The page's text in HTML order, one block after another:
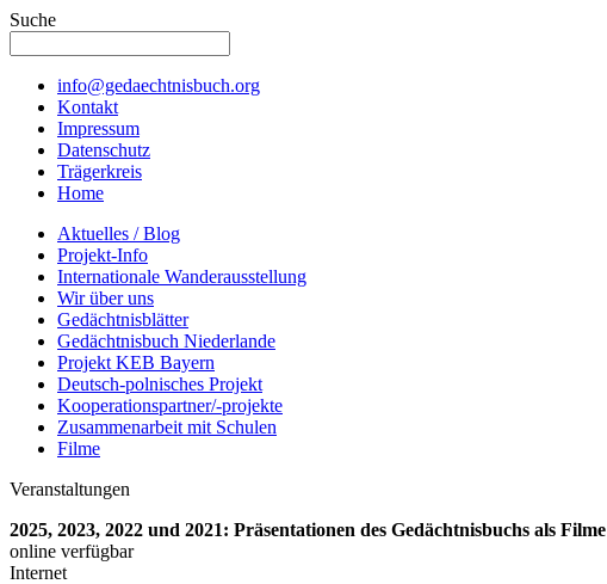
Suche
info@gedaechtnisbuch.org
Kontakt
Impressum
Datenschutz
Trägerkreis
Home
Aktuelles / Blog
Projekt-Info
Internationale Wanderausstellung
Wir über uns
Gedächtnisblätter
Gedächtnisbuch Niederlande
Projekt KEB Bayern
Deutsch-polnisches Projekt
Kooperationspartner/-projekte
Zusammenarbeit mit Schulen
Filme
Veranstaltungen
2025, 2023, 2022 und 2021: Präsentationen des Gedächtnisbuchs als Filme
online verfügbar
Internet